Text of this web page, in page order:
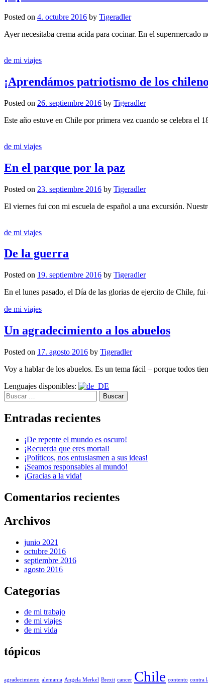
Posted on 4. octubre 2016 by Tigeradler
Ayer necesitaba crema acida para cocinar. En el supermercado
de mi viajes
¡Aprendámos patriotismo de los
Posted on 26. septiembre 2016 by Tigeradler
Este año estuve en Chile por primera vez cuando se celebra el
de mi viajes
En el parque por la paz
Posted on 23. septiembre 2016 by Tigeradler
El viernes fui con mi escuela de español a una excursión.
de mi viajes
De la guerra
Posted on 19. septiembre 2016 by Tigeradler
En el lunes pasado, el Día de las glorias de ejercito de Chile,
de mi viajes
Un agradecimiento a los abuelos
Posted on 17. agosto 2016 by Tigeradler
Voy a hablar de los abuelos. Es un tema fácil – porque todos
Lenguajes disponibles:
Buscar:
Entradas recientes
¡De repente el mundo es oscuro!
¡Recuerda que eres mortal!
¡Políticos, nos entusiasmen a sus ideas!
¡Seamos responsables al mundo!
¡Gracias a la vida!
Comentarios recientes
Archivos
junio 2021
octubre 2016
septiembre 2016
agosto 2016
Categorías
de mi trabajo
de mi viajes
de mi vida
tópicos
agradecimiento alemania Angela Merkel Brexit cancer Chile contento contra